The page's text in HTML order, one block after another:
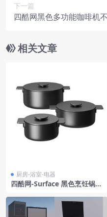
下一篇
四酷网黑色多功能咖啡机
相关文章
厨房-浴室-电器
四酷网-Surface 黑色烹饪锅具